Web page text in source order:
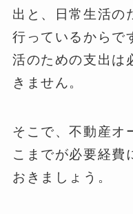
出と、日常生活の
行っているからで
活のための支出は
きません。
そこで、不動産オ
こまでが必要経費
おきましょう。